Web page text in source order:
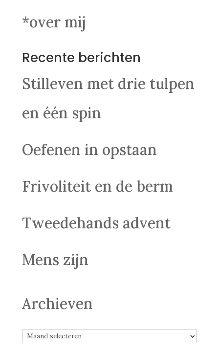
*over mij
Recente berichten
Stilleven met drie tulpen
en één spin
Oefenen in opstaan
Frivoliteit en de berm
Tweedehands advent
Mens zijn
Archieven